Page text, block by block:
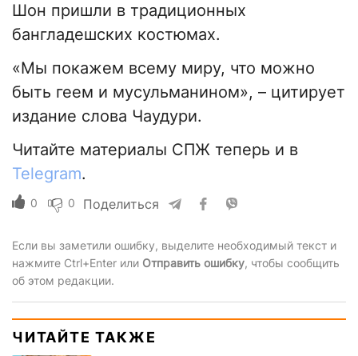
Шон пришли в традиционных
бангладешских костюмах.
«Мы покажем всему миру, что можно
быть геем и мусульманином», – цитирует
издание слова Чаудури.
Читайте материалы СПЖ теперь и в
Telegram.
0 0 Поделиться
Если вы заметили ошибку, выделите необходимый текст и
нажмите Ctrl+Enter или Отправить ошибку, чтобы сообщить
об этом редакции.
ЧИТАЙТЕ ТАКЖЕ